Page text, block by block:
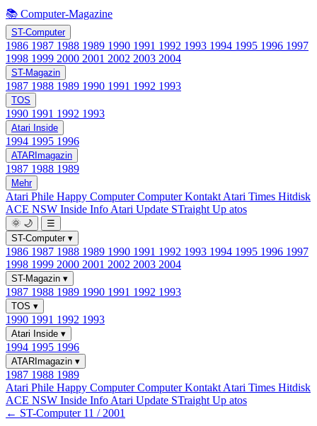
📚 Computer-Magazine
ST-Computer
1986 1987 1988 1989 1990 1991 1992 1993 1994 1995 1996 1997
1998 1999 2000 2001 2002 2003 2004
ST-Magazin
1987 1988 1989 1990 1991 1992 1993
TOS
1990 1991 1992 1993
Atari Inside
1994 1995 1996
ATARImagazin
1987 1988 1989
Mehr
Atari Phile Happy ComputerComputer Kontakt Atari Times Hitdisk
ACE NSW Inside Info Atari Update STraight Up atos
🌞 🌙
☰
ST-Computer ▾
1986 1987 1988 1989 1990 1991 1992 1993 1994 1995 1996 1997
1998 1999 2000 2001 2002 2003 2004
ST-Magazin ▾
1987 1988 1989 1990 1991 1992 1993
TOS ▾
1990 1991 1992 1993
Atari Inside ▾
1994 1995 1996
ATARImagazin ▾
1987 1988 1989
Atari Phile Happy ComputerComputer Kontakt Atari Times Hitdisk
ACE NSW Inside Info Atari Update STraight Up atos
← ST-Computer 11 / 2001